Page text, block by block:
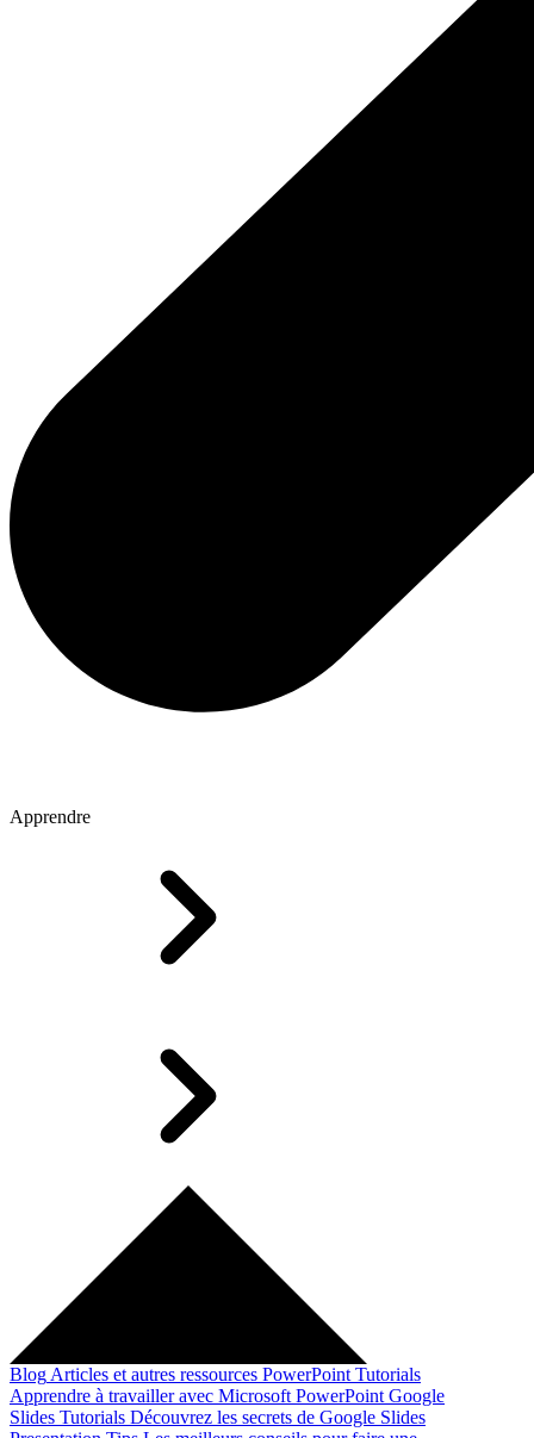
Apprendre
Blog Articles et autres ressources PowerPoint Tutorials
Apprendre à travailler avec Microsoft PowerPoint Google
Slides Tutorials Découvrez les secrets de Google Slides